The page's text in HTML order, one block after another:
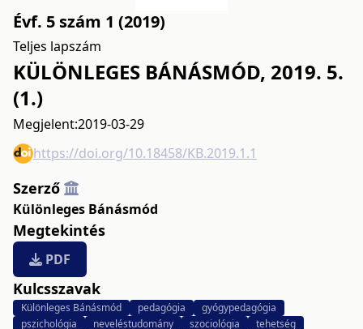
Évf. 5 szám 1 (2019)
Teljes lapszám
KÜLÖNLEGES BÁNÁSMÓD, 2019. 5.
(1.)
Megjelent:2019-03-29
https://doi.org/10.18458/KB.2019.1.1
Szerző
Különleges Bánásmód
Megtekintés
PDF
Kulcsszavak
Különleges Bánásmód pedagógia
gyógypedagógia
pszichológia
neveléstudomány szociológia
tehetség